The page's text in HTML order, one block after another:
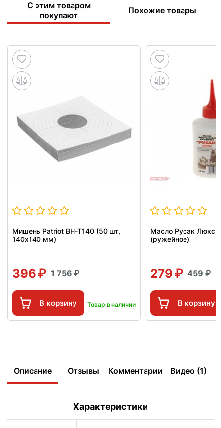
С этим товаром
покупают
Похожие товары
Мишень Patriot BH-T140 (50 шт,
140x140 мм)
396 1 756
В корзину Товар в наличии
Масло Русак Люкс
(ружейное)
279 459
В корзину
Описание Отзывы Комментарии Видео (1)
Характеристики